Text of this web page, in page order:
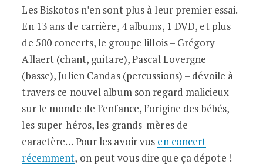
Les Biskotos n’en sont plus à leur premier essai.
En 13 ans de carrière, 4 albums, 1 DVD, et plus
de 500 concerts, le groupe lillois – Grégory
Allaert (chant, guitare), Pascal Lovergne
(basse), Julien Candas (percussions) – dévoile à
travers ce nouvel album son regard malicieux
sur le monde de l’enfance, l’origine des bébés,
les super-héros, les grands-mères de
caractère… Pour les avoir vus en concert
récemment, on peut vous dire que ça dépote !